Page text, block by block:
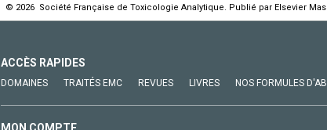
© 2026 Société Française de Toxicologie Analytique. Publié par Elsevier
ACCÈS RAPIDES
DOMAINES TRAITÉS EMC REVUES LIVRES NOS FORMULES
MON COMPTE